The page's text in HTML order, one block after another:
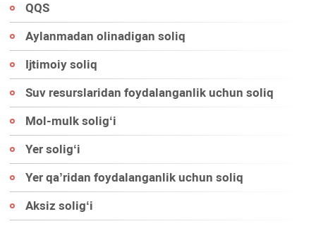
QQS
Aylanmadan olinadigan soliq
Ijtimoiy soliq
Suv resurslaridan foydalanganlik uchun soliq
Mol-mulk soligʻi
Yer soligʻi
Yer qa’ridan foydalanganlik uchun soliq
Aksiz soligʻi